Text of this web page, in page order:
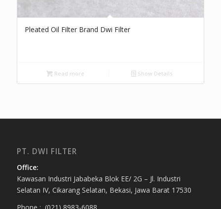
Pleated Oil Filter Brand Dwi Filter
Read more Show Details
PT. DWI FILTER
Office:
Kawasan Industri Jababeka Blok EE/ 2G – Jl. Industri
Selatan IV, Cikarang Selatan, Bekasi, Jawa Barat 17530